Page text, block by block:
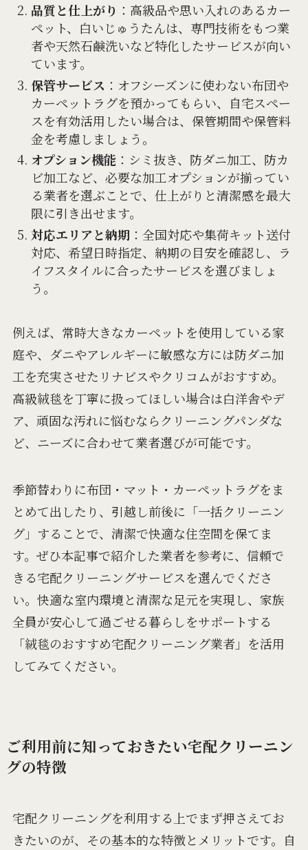
品質と仕上がり ：高級品や思い入れのあるカー
ペット、白いじゅうたんは、専門技術をもつ業
者や天然石鹸洗いなど特化したサービスが向い
ています。
保管サービス ：オフシーズンに使わない布団や
カーペットラグを預かってもらい、自宅スペー
スを有効活用したい場合は、保管期間や保管料
金を考慮しましょう。
オプション機能 ：シミ抜き、防ダニ加工、防カ
ビ加工など、必要な加工オプションが揃ってい
る業者を選ぶことで、仕上がりと清潔感を最大
限に引き出せます。
対応エリアと納期：全国対応や集荷キット送付
対応、希望日時指定、納期の目安を確認し、ラ
イフスタイルに合ったサービスを選びましょ
う。
例えば、常時大きなカーペットを使用している家
庭や、ダニやアレルギーに敏感な方には防ダニ加
工を充実させたリナビスやクリコムがおすすめ。
高級絨毯を丁寧に扱ってほしい場合は白洋舎やデ
ア、頑固な汚れに悩むならクリーニングパンダな
ど、ニーズに合わせて業者選びが可能です。
季節替わりに布団・マット・カーペットラグをま
とめて出したり、引越し前後に「一括クリーニン
グ」することで、清潔で快適な住空間を保てま
す。ぜひ本記事で紹介した業者を参考に、信頼で
きる宅配クリーニングサービスを選んでくださ
い。快適な室内環境と清潔な足元を実現し、家族
全員が安心して過ごせる暮らしをサポートする
「絨毯のおすすめ宅配クリーニング業者」を活用
してみてください。
ご利用前に知っておきたい宅配クリーニン
グの特徴
宅配クリーニングを利用する上でまず押さえてお
きたいのが、その基本的な特徴とメリットです。自